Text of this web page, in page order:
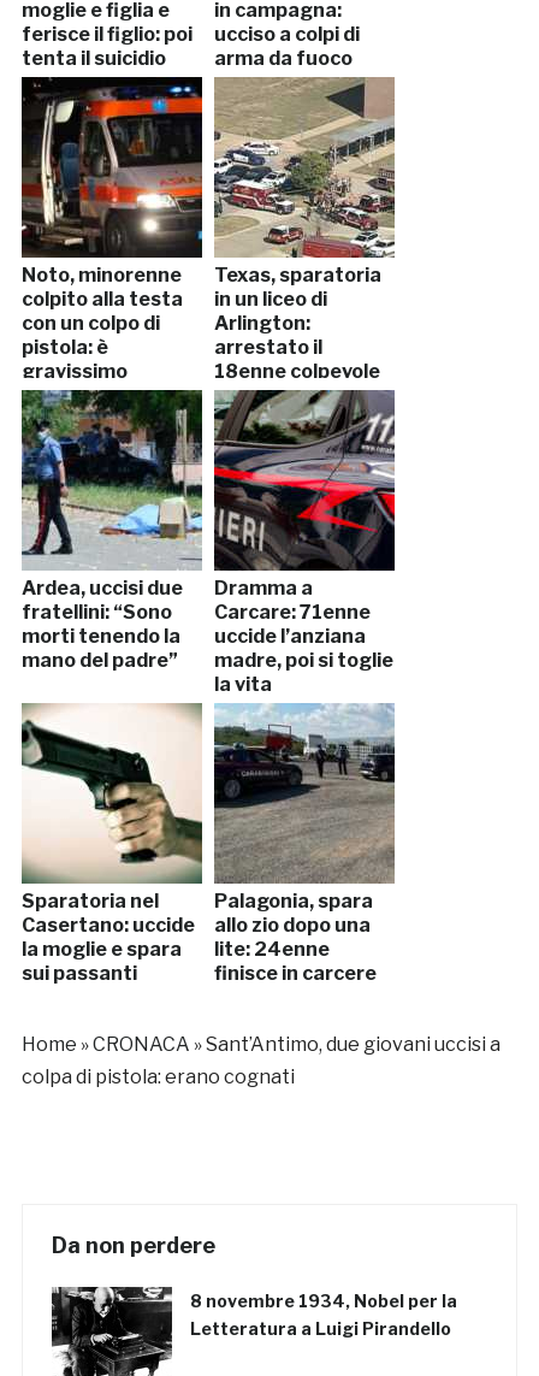
moglie e figlia e
ferisce il figlio: poi
tenta il suicidio
in campagna:
ucciso a colpi di
arma da fuoco
Noto, minorenne
colpito alla testa
con un colpo di
pistola: è
gravissimo
Texas, sparatoria
in un liceo di
Arlington:
arrestato il
18enne colpevole
Ardea, uccisi due
fratellini: “Sono
morti tenendo la
mano del padre”
Dramma a
Carcare: 71enne
uccide l’anziana
madre, poi si toglie
la vita
Sparatoria nel
Casertano: uccide
la moglie e spara
sui passanti
Palagonia, spara
allo zio dopo una
lite: 24enne
finisce in carcere
Home »CRONACA »Sant’Antimo, due giovani uccisi a
colpa di pistola: erano cognati
Da non perdere
8 novembre 1934, Nobel per la
Letteratura a Luigi Pirandello